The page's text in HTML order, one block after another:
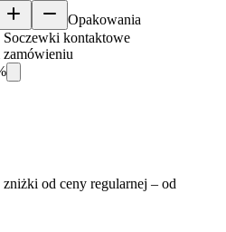
Opakowania
kontaktowe
zamówieniu
zniżki od ceny regularnej – od